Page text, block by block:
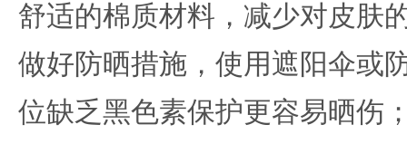
舒适的棉质材料，减少对皮肤
做好防晒措施，使用遮阳伞或
位缺乏黑色素保护更容易晒伤